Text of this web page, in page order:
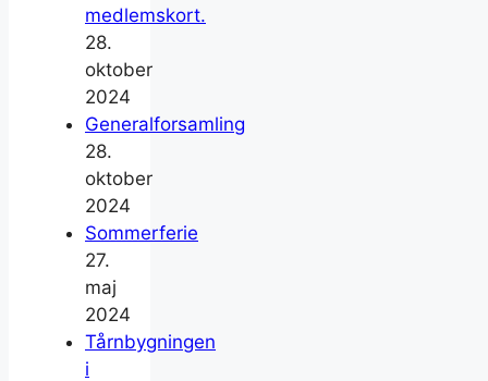
medlemskort.
28.
oktober
2024
Generalforsamling
28.
oktober
2024
Sommerferie
27.
maj
2024
Tårnbygningen
i